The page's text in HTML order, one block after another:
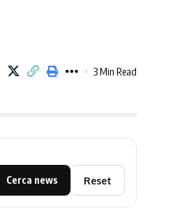
3 Min Read
Cerca news Reset